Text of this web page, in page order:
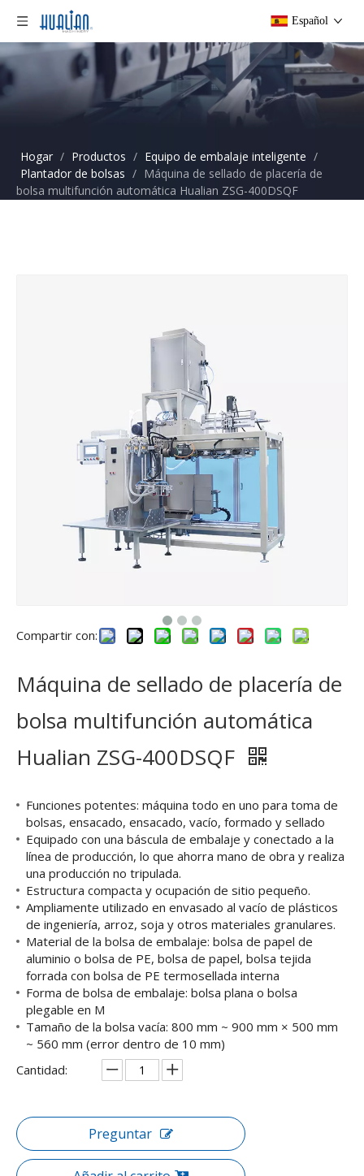
Español
Hogar / Productos / Equipo de embalaje inteligente /
Plantador de bolsas / Máquina de sellado de placería de
bolsa multifunción automática Hualian ZSG-400DSQF
Compartir con:
Máquina de sellado de placería de
bolsa multifunción automática
Hualian ZSG-400DSQF
Funciones potentes: máquina todo en uno para toma de
bolsas, ensacado, ensacado, vacío, formado y sellado
Equipado con una báscula de embalaje y conectado a la
línea de producción, lo que ahorra mano de obra y realiza
una producción no tripulada.
Estructura compacta y ocupación de sitio pequeño.
Ampliamente utilizado en envasado al vacío de plásticos
de ingeniería, arroz, soja y otros materiales granulares.
Material de la bolsa de embalaje: bolsa de papel de
aluminio o bolsa de PE, bolsa de papel, bolsa tejida
forrada con bolsa de PE termosellada interna
Forma de bolsa de embalaje: bolsa plana o bolsa
plegable en M
Tamaño de la bolsa vacía: 800 mm ~ 900 mm × 500 mm
~ 560 mm (error dentro de 10 mm)
Cantidad:
Preguntar